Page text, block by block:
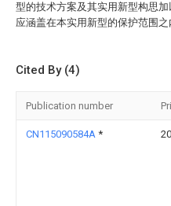
型的技术方案及其实用新型构思
应涵盖在本实用新型的保护范围之
Cited By (4)
Publication number
CN115090584A *